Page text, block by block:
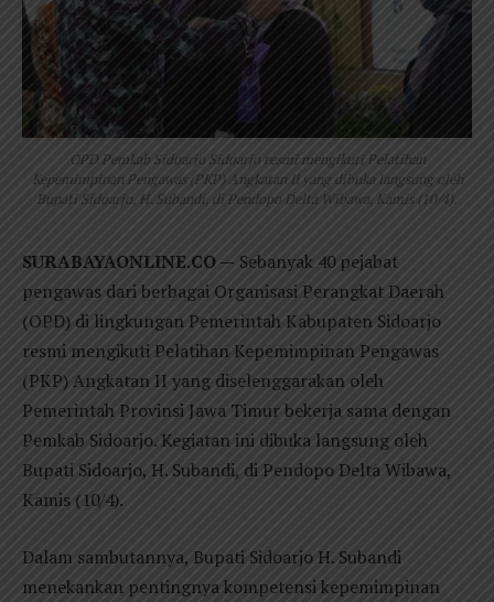
OPD Pemkab Sidoarjo Sidoarjo resmi mengikuti Pelatihan
Kepemimpinan Pengawas (PKP) Angkatan II yang dibuka langsung oleh
Bupati Sidoarjo, H. Subandi, di Pendopo Delta Wibawa, Kamis (10/4).
SURABAYAONLINE.CO — Sebanyak 40 pejabat
pengawas dari berbagai Organisasi Perangkat Daerah
(OPD) di lingkungan Pemerintah Kabupaten Sidoarjo
resmi mengikuti Pelatihan Kepemimpinan Pengawas
(PKP) Angkatan II yang diselenggarakan oleh
Pemerintah Provinsi Jawa Timur bekerja sama dengan
Pemkab Sidoarjo. Kegiatan ini dibuka langsung oleh
Bupati Sidoarjo, H. Subandi, di Pendopo Delta Wibawa,
Kamis (10/4).
Dalam sambutannya, Bupati Sidoarjo H. Subandi
menekankan pentingnya kompetensi kepemimpinan